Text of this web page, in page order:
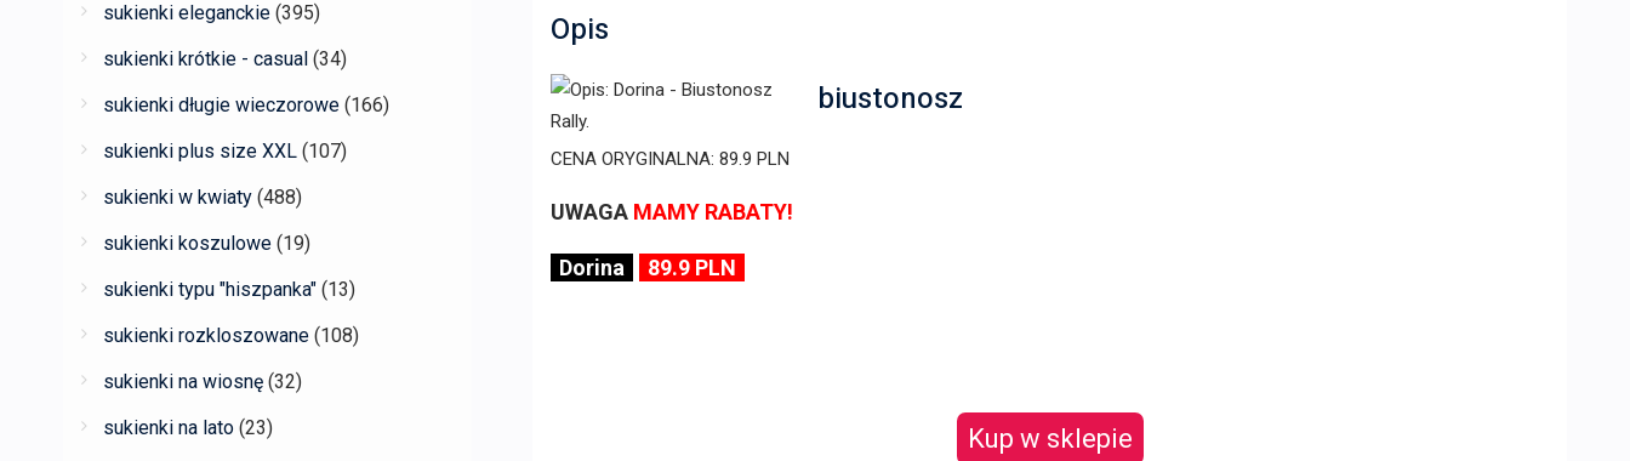
Opis
biustonosz
CENA ORYGINALNA: 89.9 PLN
UWAGA MAMY RABATY!
Dorina 89.9 PLN
Kup w sklepie
sukienki eleganckie (395)
sukienki krótkie - casual (34)
sukienki długie wieczorowe (166)
sukienki plus size XXL (107)
sukienki w kwiaty (488)
sukienki koszulowe (19)
sukienki typu "hiszpanka" (13)
sukienki rozkloszowane (108)
sukienki na wiosnę (32)
sukienki na lato (23)